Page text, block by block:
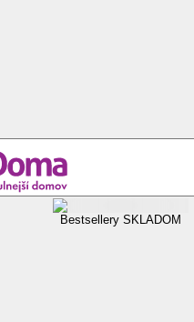
Bestsellery SKLADOM